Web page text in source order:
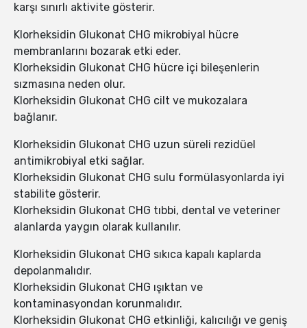
karşı sınırlı aktivite gösterir.
Klorheksidin Glukonat CHG mikrobiyal hücre
membranlarını bozarak etki eder.
Klorheksidin Glukonat CHG hücre içi bileşenlerin
sızmasına neden olur.
Klorheksidin Glukonat CHG cilt ve mukozalara
bağlanır.
Klorheksidin Glukonat CHG uzun süreli rezidüel
antimikrobiyal etki sağlar.
Klorheksidin Glukonat CHG sulu formülasyonlarda iyi
stabilite gösterir.
Klorheksidin Glukonat CHG tıbbi, dental ve veteriner
alanlarda yaygın olarak kullanılır.
Klorheksidin Glukonat CHG sıkıca kapalı kaplarda
depolanmalıdır.
Klorheksidin Glukonat CHG ışıktan ve
kontaminasyondan korunmalıdır.
Klorheksidin Glukonat CHG etkinliği, kalıcılığı ve geniş